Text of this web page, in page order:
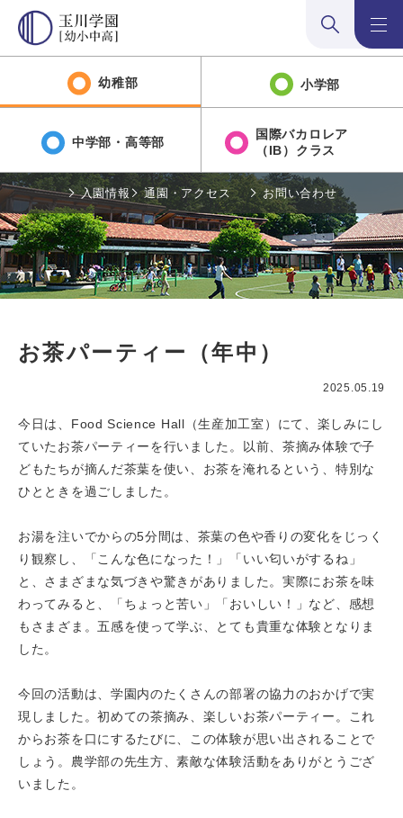
検索:開くメニュ
幼稚部 小学部
中学部・高等部
国際バカロレア
（IB）クラス
入園情報 通園・アクセス お問い合わせ
お茶パーティー（年中）
2025.05.19
今日は、Food Science Hall（生産加工室）にて、楽しみにし
ていたお茶パーティーを行いました。以前、茶摘み体験で子
どもたちが摘んだ茶葉を使い、お茶を淹れるという、特別な
ひとときを過ごしました。
お湯を注いでからの5分間は、茶葉の色や香りの変化をじっく
り観察し、「こんな色になった！」「いい匂いがするね」
と、さまざまな気づきや驚きがありました。実際にお茶を味
わってみると、「ちょっと苦い」「おいしい！」など、感想
もさまざま。五感を使って学ぶ、とても貴重な体験となりま
した。
今回の活動は、学園内のたくさんの部署の協力のおかげで実
現しました。初めての茶摘み、楽しいお茶パーティー。これ
からお茶を口にするたびに、この体験が思い出されることで
しょう。農学部の先生方、素敵な体験活動をありがとうござ
いました。